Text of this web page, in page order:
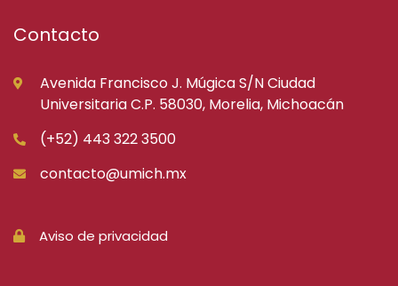
Contacto
Avenida Francisco J. Múgica S/N Ciudad
Universitaria C.P. 58030, Morelia, Michoacán
(+52) 443 322 3500
contacto@umich.mx
Aviso de privacidad